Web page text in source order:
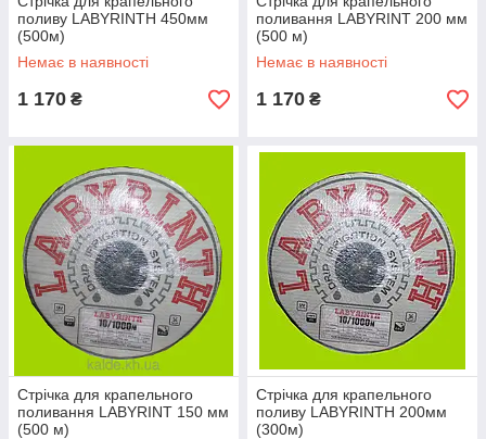
поливу LABYRINTH 450мм
(500м)
Немає в наявності
1 170 ₴
поливання LABYRINT 200 мм
(500 м)
Немає в наявності
1 170 ₴
Стрічка для крапельного
поливання LABYRINT 150 мм
(500 м)
Стрічка для крапельного
поливу LABYRINTH 200мм
(300м)